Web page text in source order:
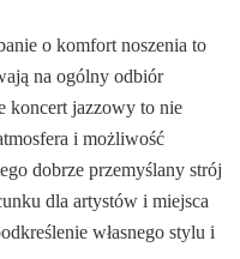
o komfort noszenia to
na ogólny odbiór
koncert jazzowy to nie
i możliwość
dobrze przemyślany strój
dla artystów i miejsca
własnego stylu i